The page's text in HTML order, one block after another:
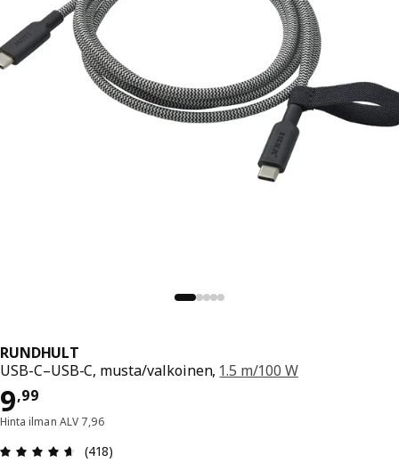
RUNDHULT
USB-C–USB-C, musta/valkoinen, 1.5 m/100 W
9,99
Hinta 9,99
Hinta ilman ALV 7,96
: 4.6 / 5 tähteä. Arvostelut yhteensä: 418
(418)